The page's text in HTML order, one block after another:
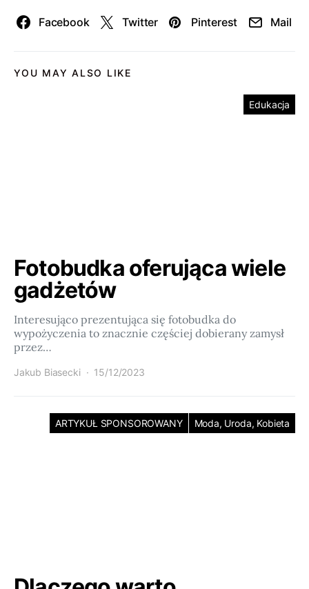
Facebook Twitter Pinterest Mail
YOU MAY ALSO LIKE
Edukacja
Fotobudka oferująca wiele
gadżetów
Interesująco prezentująca się fotobudka do
wypożyczenia to znacznie częściej dobierany zamysł
przez…
Jakub Biasecki 15/12/2023
ARTYKUŁ SPONSOROWANY Moda, Uroda, Kobieta